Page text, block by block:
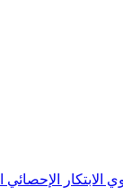
الابتكار الإحصائي